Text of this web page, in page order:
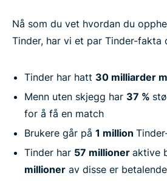
Nå som du vet hvordan du
Tinder, har vi et par Tinder-fakta
Tinder har hatt 30 milliarder
Menn uten skjegg har 37 %
for å få en match
Brukere går på 1 million
Tinder har 57 millioner aktive
millioner av disse er betalende